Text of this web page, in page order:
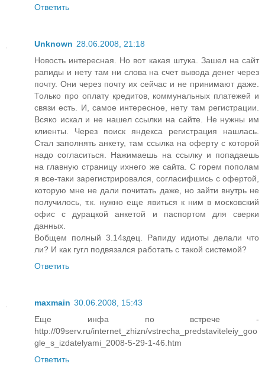
Ответить
Unknown 28.06.2008, 21:18
Новость интересная. Но вот какая штука. Зашел на сайт
рапиды и нету там ни слова на счет вывода денег через
почту. Они через почту их сейчас и не принимают даже.
Только про оплату кредитов, коммунальных платежей и
связи есть. И, самое интересное, нету там регистрации.
Всяко искал и не нашел ссылки на сайте. Не нужны им
клиенты. Через поиск яндекса регистрация нашлась.
Стал заполнять анкету, там ссылка на оферту с которой
надо согласиться. Нажимаешь на ссылку и попадаешь
на главную страницу ихнего же сайта. С горем пополам
я все-таки зарегистрировался, согласифшись с офертой,
которую мне не дали почитать даже, но зайти внутрь не
получилось, т.к. нужно еще явиться к ним в московский
офис с дурацкой анкетой и паспортом для сверки
данных.
Вобщем полный 3.14здец. Рапиду идиоты делали что
ли? И как гугл подвязался работать с такой системой?
Ответить
maxmain 30.06.2008, 15:43
Еще инфа по встрече -
http://09serv.ru/internet_zhizn/vstrecha_predstaviteleiy_goo
gle_s_izdatelyami_2008-5-29-1-46.htm
Ответить